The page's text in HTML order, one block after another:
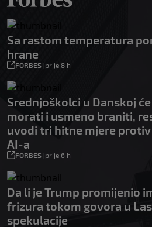
Sa rastom temperatura
hrane
FORBES| prije 8 h
Srednjoškolci u Danskoj
morati i usmeno braniti,
uvodi tri hitne mjere
AI-a
FORBES| prije 6 h
Da li je Trump promijenio
frizura tokom govora u
spekulacije